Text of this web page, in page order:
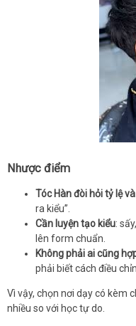
Nhược điểm
Tóc Hàn đòi hỏi tỷ lệ
ra kiểu”.
Cần luyện tạo kiểu:
lên form chuẩn.
Không phải ai cũng
phải biết cách điều
Vì vậy, chọn nơi dạy có kèm
nhiều so với học tự do.